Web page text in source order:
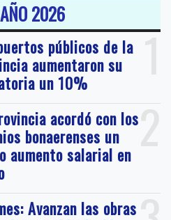
2026
1
públicos de la
aumentaron su
un 10%
2
acordó con los
bonaerenses un
aumento salarial en
Avanzan las obras